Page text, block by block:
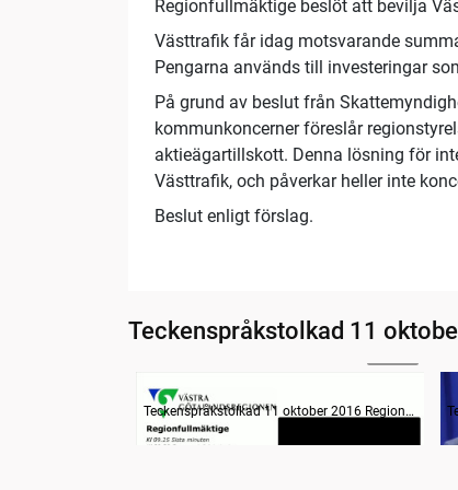
Regionfullmäktige beslöt att bevilja
Västtrafik får idag motsvarande
Pengarna används till investeringar
På grund av beslut från
kommunkoncerner föreslår
aktieägartillskott. Denna lösning för
Västtrafik, och påverkar heller inte
Beslut enligt förslag.
Teckenspråkstolkad 11
Information om dagens ärenden
Teckenspråkstolkad 11 oktober 2016 Regionfullmäktige